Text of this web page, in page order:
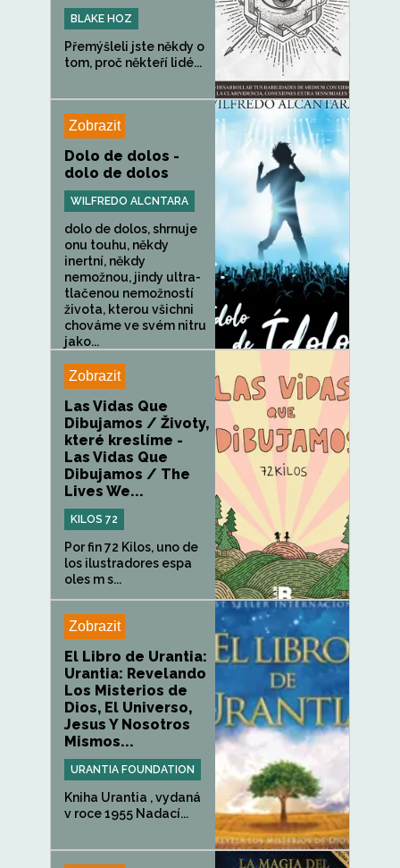
BLAKE HOZ
Přemýšleli jste někdy o
tom, proč někteří lidé...
Zobrazit
Dolo de dolos -
dolo de dolos
WILFREDO ALCNTARA
dolo de dolos, shrnuje
onu touhu, někdy
inertní, někdy
nemožnou, jindy ultra-
tlačenou nemožností
života, kterou všichni
chováme ve svém nitru
jako...
Zobrazit
Las Vidas Que
Dibujamos / Životy,
které kreslíme -
Las Vidas Que
Dibujamos / The
Lives We...
KILOS 72
Por fin 72 Kilos, uno de
los ilustradores espa
oles m s...
Zobrazit
El Libro de Urantia:
Urantia: Revelando
Los Misterios de
Dios, El Universo,
Jesus Y Nosotros
Mismos...
URANTIA FOUNDATION
Kniha Urantia , vydaná
v roce 1955 Nadací...